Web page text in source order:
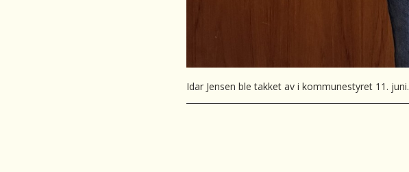
Idar Jensen ble takket av i kommunestyret 11. juni.